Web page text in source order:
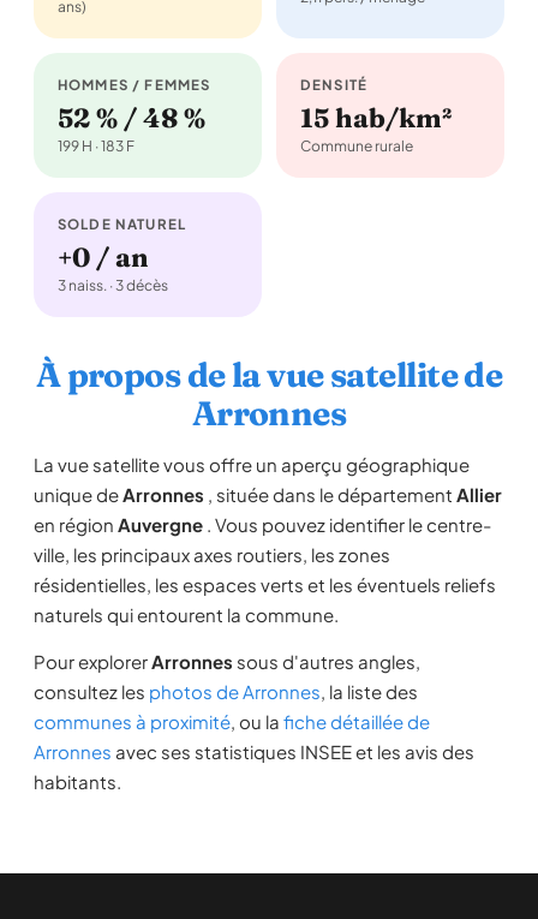
ans)
HOMMES / FEMMES
52 % / 48 %
199 H · 183 F
DENSITÉ
15 hab/km²
Commune rurale
SOLDE NATUREL
+0 / an
3 naiss. · 3 décès
À propos de la vue satellite de
Arronnes
La vue satellite vous offre un aperçu géographique
unique deArronnes , située dans le département Allier
en région Auvergne . Vous pouvez identifier le centre-
ville, les principaux axes routiers, les zones
résidentielles, les espaces verts et les éventuels reliefs
naturels qui entourent la commune.
Pour explorerArronnes sous d'autres angles,
consultez les photos de Arronnes, la liste des
communes à proximité, ou la fiche détaillée de
Arronnes avec ses statistiques INSEE et les avis des
habitants.